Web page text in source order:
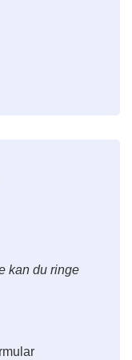
kan du ringe